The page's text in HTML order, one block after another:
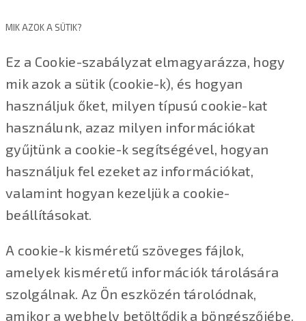
MIK AZOK A SÜTIK?
Ez a Cookie-szabályzat elmagyarázza, hogy
mik azok a sütik (cookie-k), és hogyan
használjuk őket, milyen típusú cookie-kat
használunk, azaz milyen információkat
gyűjtünk a cookie-k segítségével, hogyan
használjuk fel ezeket az információkat,
valamint hogyan kezeljük a cookie-
beállításokat.
A cookie-k kisméretű szöveges fájlok,
amelyek kisméretű információk tárolására
szolgálnak. Az Ön eszközén tárolódnak,
amikor a webhely betöltődik a böngészőjébe.